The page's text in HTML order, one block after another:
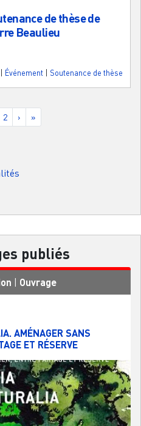
de thèse de
Beaulieu
Événement Soutenance de thèse
courante
Page
2 Page suivante
› Dernière page
»
publiés
| Ouvrage
AMÉNAGER SANS
ET RÉSERVE